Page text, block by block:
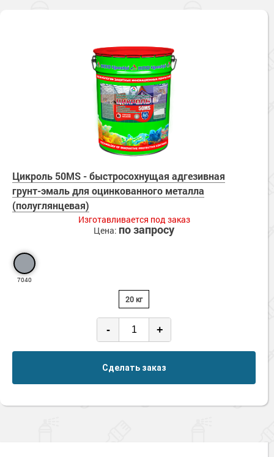
Цикроль 50MS - быстросохнущая адгезивная
грунт-эмаль для оцинкованного металла
(полуглянцевая)
Изготавливается под заказ
Цена: по запросу
7040
20 кг
- +
Сделать заказ